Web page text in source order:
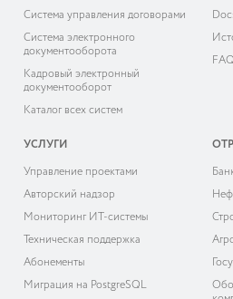
Система управления договорами
Система электронного
документооборота
Кадровый электронный
документооборот
Каталог всех систем
FAQ
УСЛУГИ
Управление проектами
Авторский надзор
Мониторинг ИТ-системы
Техническая поддержка
Абонементы
Миграция на PostgreSQL